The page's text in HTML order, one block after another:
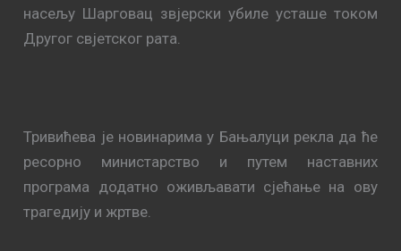
насељу Шарговац звјерски убиле усташе током
Другог свјетског рата.
Тривићева је новинарима у Бањалуци рекла да ће
ресорно министарство и путем наставних
програма додатно оживљавати сјећање на ову
трагедију и жртве.